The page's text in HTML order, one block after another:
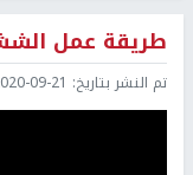
طريقة عمل
تم النشر بتاريخ: 09-21 09:24